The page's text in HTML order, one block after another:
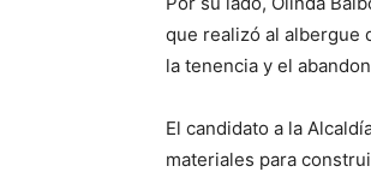
que realizó al albergue
la tenencia y el
El candidato a la
materiales para